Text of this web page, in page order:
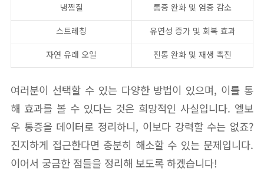
냉찜질
통증 완화 및 염증 감소
스트레칭
유연성 증가 및 회복 효과
자연 유래 오일
진통 완화 및 재생 촉진
여러분이 선택할 수 있는 다양한 방법이 있으며, 이를 통
해 효과를 볼 수 있다는 것은 희망적인 사실입니다. 엘보
우 통증을 데이터로 정리하니, 이보다 강력할 수는 없죠?
진지하게 접근한다면 충분히 해소할 수 있는 문제입니다.
이어서 궁금한 점들을 정리해 보도록 하겠습니다!